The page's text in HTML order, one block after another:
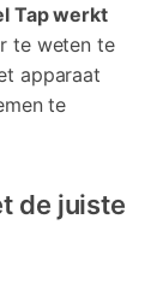
Tap werkt
te weten te
apparaat
te
de juiste